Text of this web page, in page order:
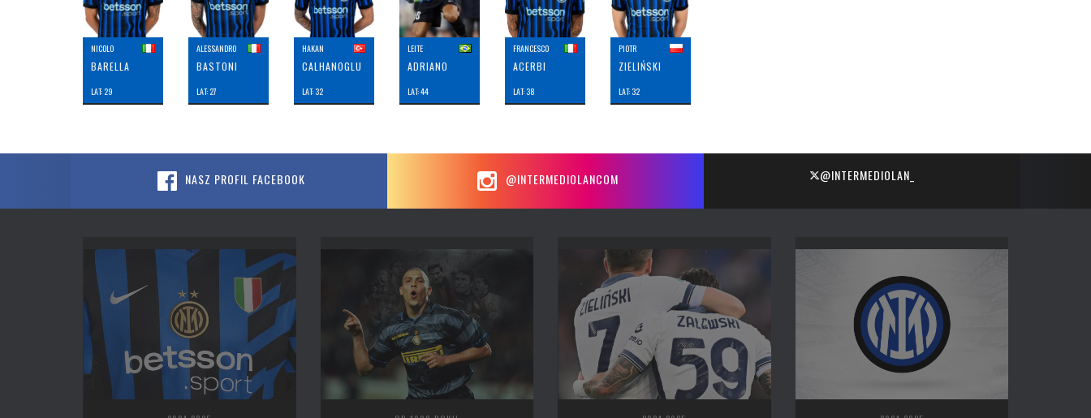
NICOLO
BARELLA
LAT: 29
ALESSANDRO
BASTONI
LAT: 27
HAKAN
CALHANOGLU
LAT: 32
LEITE
ADRIANO
LAT: 44
FRANCESCO
ACERBI
LAT: 38
PIOTR
ZIELIŃSKI
LAT: 32
NASZ PROFIL FACEBOOK @INTERMEDIOLANCOM @INTERMEDIOLAN_